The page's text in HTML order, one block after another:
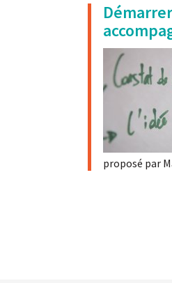
proposé par